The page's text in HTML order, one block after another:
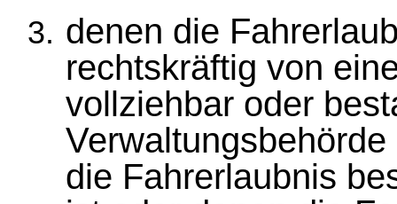
denen die
rechtskräftig von
vollziehbar oder
die Fahrerlaubnis